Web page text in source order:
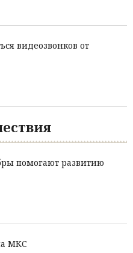
видеозвонков от
помогают развитию
МКС